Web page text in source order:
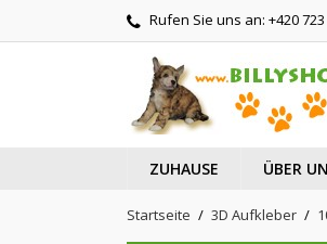
Rufen Sie uns an: +420
ZUHAUSE ÜBER
Startseite 3D Aufkleber